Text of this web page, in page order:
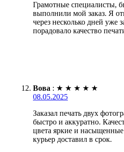
Грамотные специалисты,
выполнили мой заказ. Я
через несколько дней уже
порадовало качество
Вова : ★ ★ ★ ★ ★
08.05.2025
Заказал печать двух
быстро и аккуратно.
цвета яркие и
курьер доставил в срок.